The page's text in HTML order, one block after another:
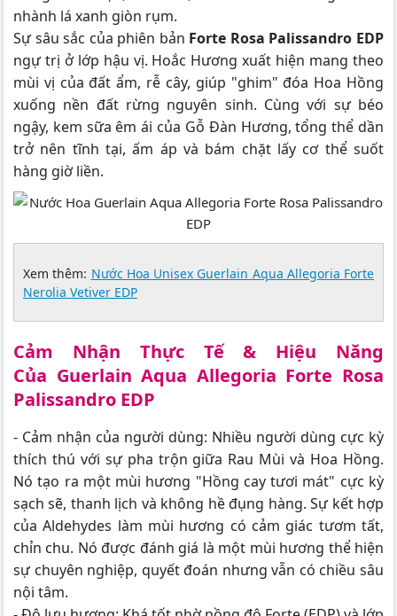
nhành lá xanh giòn rụm.
Sự sâu sắc của phiên bản Forte Rosa Palissandro EDP
ngự trị ở lớp hậu vị. Hoắc Hương xuất hiện mang theo
mùi vị của đất ẩm, rễ cây, giúp "ghim" đóa Hoa Hồng
xuống nền đất rừng nguyên sinh. Cùng với sự béo
ngậy, kem sữa êm ái của Gỗ Đàn Hương, tổng thể dần
trở nên tĩnh tại, ấm áp và bám chặt lấy cơ thể suốt
hàng giờ liền.
Xem thêm: Nước Hoa Unisex Guerlain Aqua Allegoria Forte
Nerolia Vetiver EDP
Cảm Nhận Thực Tế & Hiệu Năng
Của Guerlain Aqua Allegoria Forte Rosa
Palissandro EDP
- Cảm nhận của người dùng: Nhiều người dùng cực kỳ
thích thú với sự pha trộn giữa Rau Mùi và Hoa Hồng.
Nó tạo ra một mùi hương "Hồng cay tươi mát" cực kỳ
sạch sẽ, thanh lịch và không hề đụng hàng. Sự kết hợp
của Aldehydes làm mùi hương có cảm giác tươm tất,
chỉn chu. Nó được đánh giá là một mùi hương thể hiện
sự chuyên nghiệp, quyết đoán nhưng vẫn có chiều sâu
nội tâm.